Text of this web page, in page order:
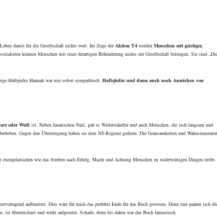
damit für die Gesellschaft nichts wert. Im Zuge derAktion T4 werden Menschen mit geistiger,
können Menschen mit einer derartigen Behinderung nichts zur Gesellschaft beitragen. Sie sind „Die
Halbjüdin Hannah war mir sofort sympathisch. Halbjüdin und dann auch noch Anzeichen von
oder Weiß ist. Neben fanatischen Nazi, gab es Widerständler und auch Menschen, die sich langsam und
Gegen ihre Überzeugung haben sie dem NS-Regime gedient. Die Grausamkeiten und Wahnsinnstaten
wie das Streben nach Erfolg, Macht und Achtung Menschen zu widerwärtigen Dingen treibt.
aufbereitet. Dies wäre für mich das perfekte Ende für das Buch gewesen. Denn nun paaren sich
überzeichnet und wirkt aufgesetzt. Schade, denn bis dahin war das Buch fantastisch.